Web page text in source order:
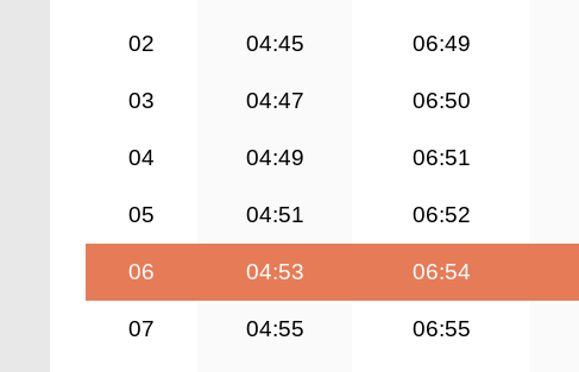
02 04:45 06:49
03 04:47 06:50
04 04:49 06:51
05 04:51 06:52
06 04:53 06:54
07 04:55 06:55